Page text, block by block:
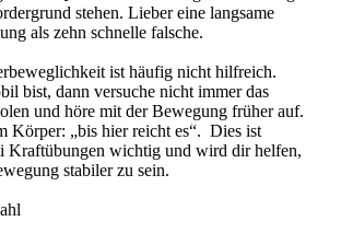
stehen. Lieber eine langsame
als zehn schnelle falsche.
ist häufig nicht hilfreich.
bist, dann versuche nicht immer das
und höre mit der Bewegung früher auf.
Körper: „bis hier reicht es“. Dies ist
Kraftübungen wichtig und wird dir helfen,
stabiler zu sein.